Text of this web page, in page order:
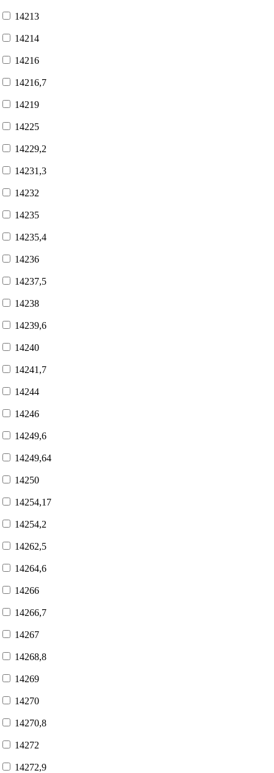
14213
14214
14216
14216,7
14219
14225
14229,2
14231,3
14232
14235
14235,4
14236
14237,5
14238
14239,6
14240
14241,7
14244
14246
14249,6
14249,64
14250
14254,17
14254,2
14262,5
14264,6
14266
14266,7
14267
14268,8
14269
14270
14270,8
14272
14272,9